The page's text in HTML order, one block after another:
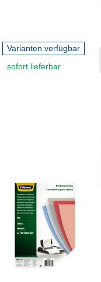
Varianten verfügbar
sofort lieferbar